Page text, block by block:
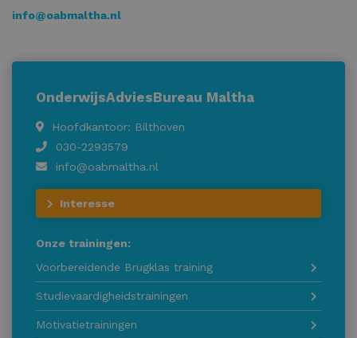
info@oabmaltha.nl
OnderwijsAdviesBureau Maltha
Hoofdkantoor: Bilthoven
030-2293579
info@oabmaltha.nl
Interesse
Onze trainingen:
Voorbereidende Brugklas training
Studievaardigheidstrainingen
Motivatietrainingen